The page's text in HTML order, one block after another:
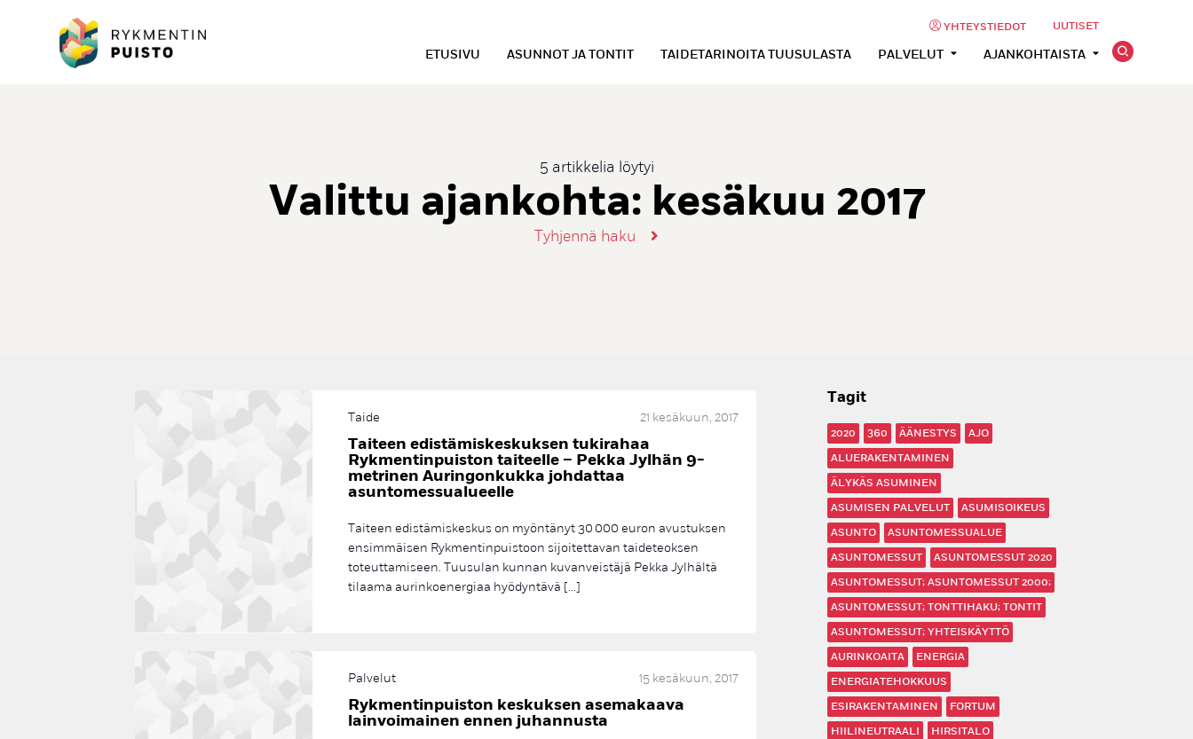
YHTEYSTIEDOT UUTISET
ETUSIVU ASUNNOT JA TONTIT TAIDETARINOITA TUUSULASTA PALVELUT AJANKOHTAISTA
5 artikkelia löytyi
Valittu ajankohta: kesäkuu 2017
Tyhjennä haku
Tagit
2020 360 ÄÄNESTYS
AJO
ALUERAKENTAMINEN
ÄLYKÄS ASUMINEN
ASUMISEN PALVELUT
ASUMISOIKEUS
ASUNTO
ASUNTOMESSUALUE
ASUNTOMESSUT
ASUNTOMESSUT 2020
ASUNTOMESSUT; ASUNTOMESSUT 2000;
ASUNTOMESSUT; TONTTIHAKU; TONTIT
ASUNTOMESSUT; YHTEISKÄYTTÖ
AURINKOAITA
ENERGIA
ENERGIATEHOKKUUS
ESIRAKENTAMINEN
FORTUM
HIILINEUTRAALI
HIRSITALO
Taide 21 kesäkuun, 2017
Taiteen edistämiskeskuksen tukirahaa
Rykmentinpuiston taiteelle – Pekka Jylhän 9-
metrinen Auringonkukka johdattaa
asuntomessualueelle
Taiteen edistämiskeskus on myöntänyt 30 000 euron avustuksen
ensimmäisen Rykmentinpuistoon sijoitettavan taideteoksen
toteuttamiseen. Tuusulan kunnan kuvanveistäjä Pekka Jylhältä
tilaama aurinkoenergiaa hyödyntävä […]
Palvelut 15 kesäkuun, 2017
Rykmentinpuiston keskuksen asemakaava
lainvoimainen ennen juhannusta